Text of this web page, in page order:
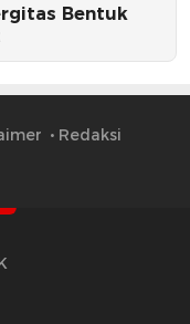
Bentuk
Redaksi